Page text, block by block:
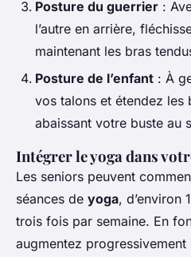
Posture du guerrier :
l’autre en arrière,
maintenant les bras
Posture de l’enfant : À
vos talons et étendez les
abaissant votre buste au
Intégrer le yoga dans
Les seniors peuvent
séances de yoga, d’environ
trois fois par semaine. En
augmentez